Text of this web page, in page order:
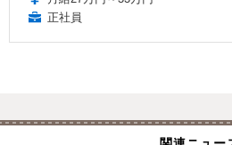
正社員
関連ニュー